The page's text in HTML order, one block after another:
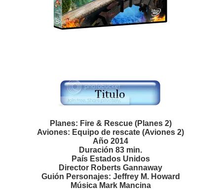
Planes: Fire & Rescue (Planes 2)
Aviones: Equipo de rescate (Aviones 2)
Año 2014
Duración 83 min.
País Estados Unidos
Director Roberts Gannaway
Guión Personajes: Jeffrey M. Howard
Música Mark Mancina